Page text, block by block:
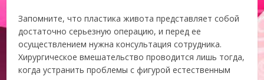
Запомните, что пластика живота представляет собой
достаточно серьезную операцию, и перед ее
осуществлением нужна консультация сотрудника.
Хирургическое вмешательство проводится лишь тогда,
когда устранить проблемы с фигурой естественным